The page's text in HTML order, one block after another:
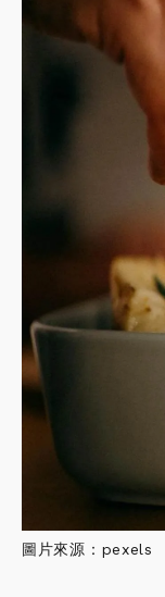
圖片來源：pexels